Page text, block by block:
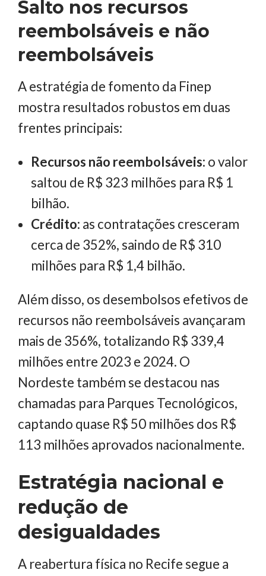
Salto nos recursos
reembolsáveis e não
reembolsáveis
A estratégia de fomento da Finep
mostra resultados robustos em duas
frentes principais:
Recursos não reembolsáveis: o valor
saltou de R$ 323 milhões para R$ 1
bilhão.
Crédito: as contratações cresceram
cerca de 352%, saindo de R$ 310
milhões para R$ 1,4 bilhão.
Além disso, os desembolsos efetivos de
recursos não reembolsáveis avançaram
mais de 356%, totalizando R$ 339,4
milhões entre 2023 e 2024. O
Nordeste também se destacou nas
chamadas para Parques Tecnológicos,
captando quase R$ 50 milhões dos R$
113 milhões aprovados nacionalmente.
Estratégia nacional e
redução de
desigualdades
A reabertura física no Recife segue a